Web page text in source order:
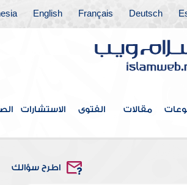
Deutsch
Français
English
مقالات الفتوى الاستشارات
اطرح سؤالك